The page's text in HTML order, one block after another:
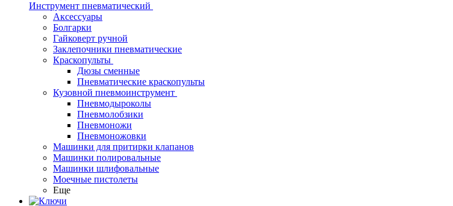
Инструмент пневматический
Аксессуары
Болгарки
Гайковерт ручной
Заклепочники пневматические
Краскопульты
Дюзы сменные
Пневматические краскопульты
Кузовной пневмоинструмент
Пневмодыроколы
Пневмолобзики
Пневмоножи
Пневмоножовки
Машинки для притирки клапанов
Машинки полировальные
Машинки шлифовальные
Моечные пистолеты
Еще